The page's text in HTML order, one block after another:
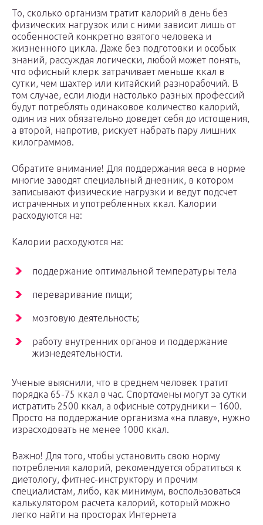
То, сколько организм тратит калорий в день без
физических нагрузок или с ними зависит лишь от
особенностей конкретно взятого человека и
жизненного цикла. Даже без подготовки и особых
знаний, рассуждая логически, любой может понять,
что офисный клерк затрачивает меньше ккал в
сутки, чем шахтер или китайский разнорабочий. В
том случае, если люди настолько разных профессий
будут потреблять одинаковое количество калорий,
один из них обязательно доведет себя до истощения,
а второй, напротив, рискует набрать пару лишних
килограммов.
Обратите внимание! Для поддержания веса в норме
многие заводят специальный дневник, в котором
записывают физические нагрузки и ведут подсчет
истраченных и употребленных ккал. Калории
расходуются на:
Калории расходуются на:
поддержание оптимальной температуры тела
переваривание пищи;
мозговую деятельность;
работу внутренних органов и поддержание
жизнедеятельности.
Ученые выяснили, что в среднем человек тратит
порядка 65-75 ккал в час. Спортсмены могут за сутки
истратить 2500 ккал, а офисные сотрудники – 1600.
Просто на поддержание организма «на плаву», нужно
израсходовать не менее 1000 ккал.
Важно! Для того, чтобы установить свою норму
потребления калорий, рекомендуется обратиться к
диетологу, фитнес-инструктору и прочим
специалистам, либо, как минимум, воспользоваться
калькулятором расчета калорий, который можно
легко найти на просторах Интернета